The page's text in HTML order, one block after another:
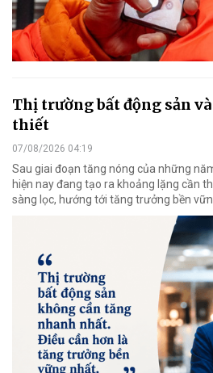
Thị trường bất động sản
thiết
07/08/2026 04:19
Sau giai đoạn tăng nóng của những
hiện nay đang tạo ra khoảng lặng cần
sàng lọc, hướng tới tăng trưởng bền